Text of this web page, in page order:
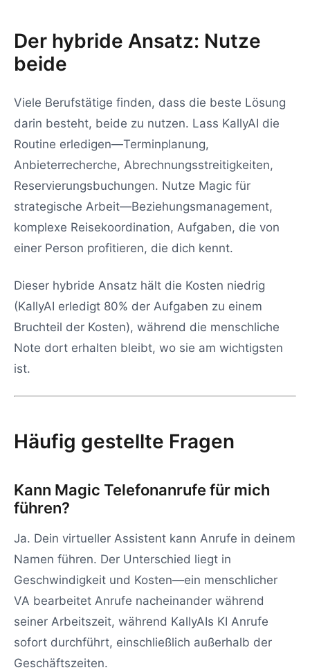
Der hybride Ansatz: Nutze
beide
Viele Berufstätige finden, dass die beste Lösung
darin besteht, beide zu nutzen. Lass KallyAI die
Routine erledigen—Terminplanung,
Anbieterrecherche, Abrechnungsstreitigkeiten,
Reservierungsbuchungen. Nutze Magic für
strategische Arbeit—Beziehungsmanagement,
komplexe Reisekoordination, Aufgaben, die von
einer Person profitieren, die dich kennt.
Dieser hybride Ansatz hält die Kosten niedrig
(KallyAI erledigt 80% der Aufgaben zu einem
Bruchteil der Kosten), während die menschliche
Note dort erhalten bleibt, wo sie am wichtigsten
ist.
Häufig gestellte Fragen
Kann Magic Telefonanrufe für mich
führen?
Ja. Dein virtueller Assistent kann Anrufe in deinem
Namen führen. Der Unterschied liegt in
Geschwindigkeit und Kosten—ein menschlicher
VA bearbeitet Anrufe nacheinander während
seiner Arbeitszeit, während KallyAIs KI Anrufe
sofort durchführt, einschließlich außerhalb der
Geschäftszeiten.